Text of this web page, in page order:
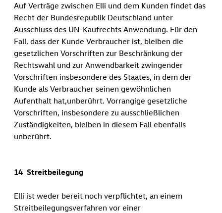
Auf Verträge zwischen Elli und dem Kunden findet das
Recht der Bundesrepublik Deutschland unter
Ausschluss des UN-Kaufrechts Anwendung. Für den
Fall, dass der Kunde Verbraucher ist, bleiben die
gesetzlichen Vorschriften zur Beschränkung der
Rechtswahl und zur Anwendbarkeit zwingender
Vorschriften insbesondere des Staates, in dem der
Kunde als Verbraucher seinen gewöhnlichen
Aufenthalt hat,unberührt. Vorrangige gesetzliche
Vorschriften, insbesondere zu ausschließlichen
Zuständigkeiten, bleiben in diesem Fall ebenfalls
unberührt.
14 Streitbeilegung
Elli ist weder bereit noch verpflichtet, an einem
Streitbeilegungsverfahren vor einer